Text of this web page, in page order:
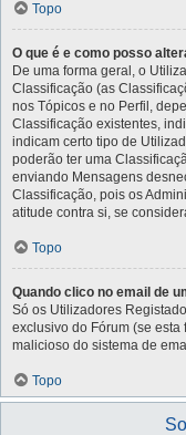
Topo
O que é e como posso
De uma forma geral, o
Classificação (as
nos Tópicos e no Perfil,
Classificação existentes,
indicam certo tipo de
poderão ter uma
enviando Mensagens
Classificação, pois os
atitude contra si, se
Topo
Quando clico no email de
Só os Utilizadores
exclusivo do Fórum (se
malicioso do sistema de
Topo